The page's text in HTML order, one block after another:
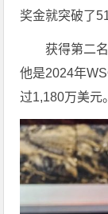
奖金就突破了
获得第二
他是2024年
过1,180万美元。